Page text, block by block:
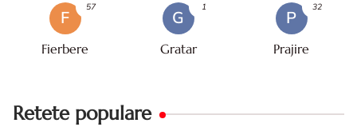
F
Fierbere
57
G
Gratar
1
P
Prajire
32
Retete populare